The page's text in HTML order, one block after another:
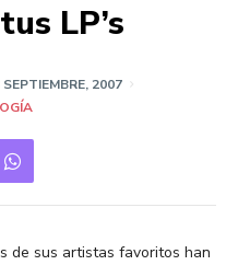
LP’s
SEPTIEMBRE, 2007
de sus artistas favoritos han